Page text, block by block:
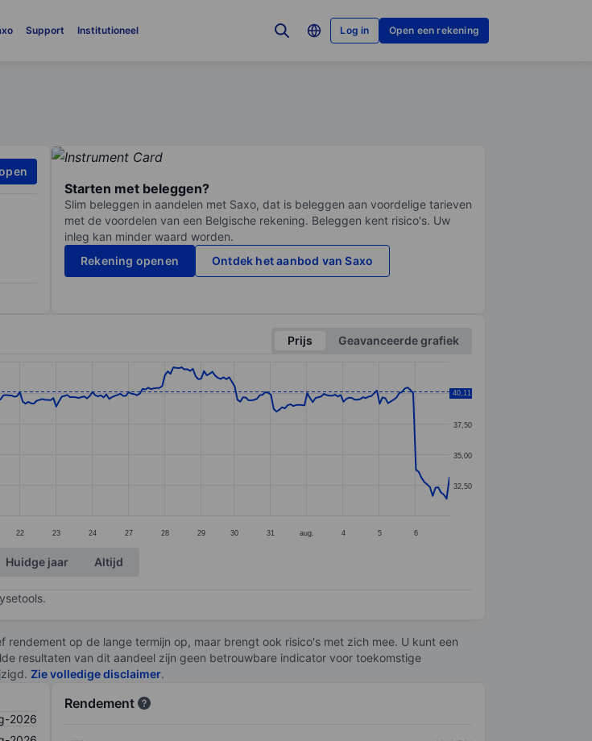
Support Institutioneel Log in Open een rekening
Starten met beleggen?
Slim beleggen in aandelen met Saxo, dat is beleggen aan voordelige tarieven
met de voordelen van een Belgische rekening. Beleggen kent risico's. Uw
inleg kan minder waard worden.
Rekening openen
Ontdek het aanbod van Saxo
Prijs
Geavanceerde grafiek
22 23 24 27 28 29 30 31 aug. 4 5 6
32,50
35,00
37,50
40,00
40,11
Huidge jaar Altijd
rendement op de lange termijn op, maar brengt ook risico's met zich mee. U kunt een
resultaten van dit aandeel zijn geen betrouwbare indicator voor toekomstige
Zie volledige disclaimer.
2026
Rendement